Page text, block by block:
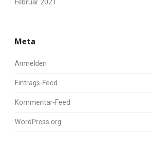
Februar 2021
Meta
Anmelden
Eintrags-Feed
Kommentar-Feed
WordPress.org